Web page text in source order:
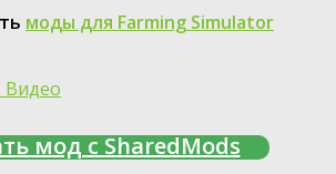
моды для Farming Simulator
Видео
мод с SharedMods